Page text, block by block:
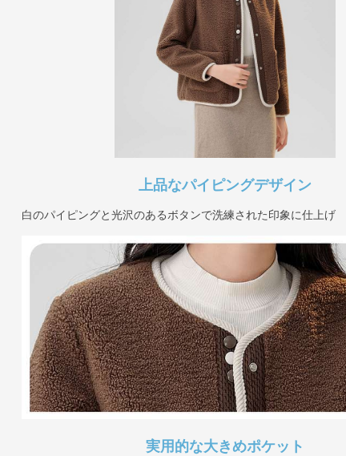
上品なパイピングデザイン
白のパイピングと光沢のあるボタンで洗練された印象に仕上げ
実用的な大きめポケット